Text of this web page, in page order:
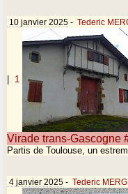
10 janvier 2025 - Tederic
1
Virade trans-Gascogne
Partis de Toulouse, un
4 janvier 2025 - Tederic